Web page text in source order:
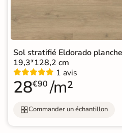
Sol stratifié Eldorado
19,3*128,2 cm
1 avis
28€90 /m²
Commander un échantillon